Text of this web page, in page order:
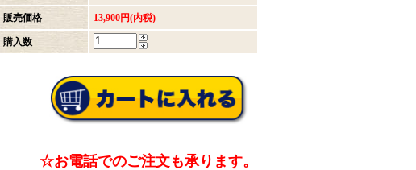
販売価格 13,900円(内税)
購入数
☆お電話でのご注文も承ります。